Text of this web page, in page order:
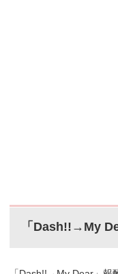
「Dash!!→My